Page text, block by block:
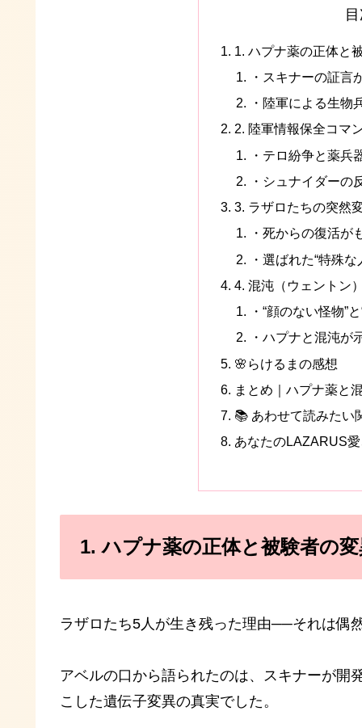
1. ハプナ薬の正体と
・スキナーの証言
・陸軍による生物
2. 陸軍情報保全コマ
・テロ紛争と薬兵
・シュナイダーの
3. ラザロたちの突然
・死からの復活が
・選ばれた“特殊
4. 混沌（ウェントン
・“顔のない怪物”
・ハプナと混沌が
🌸らけるまの感想
まとめ｜ハプナ薬と
📚 あわせて読みたい
あなたのLAZARUS
1. ハプナ薬の正体と被験者の
ラザロたち5人が生き残った理由──それは偶
アベルの口から語られたのは、スキナーが開
こした遺伝子変異の真実でした。